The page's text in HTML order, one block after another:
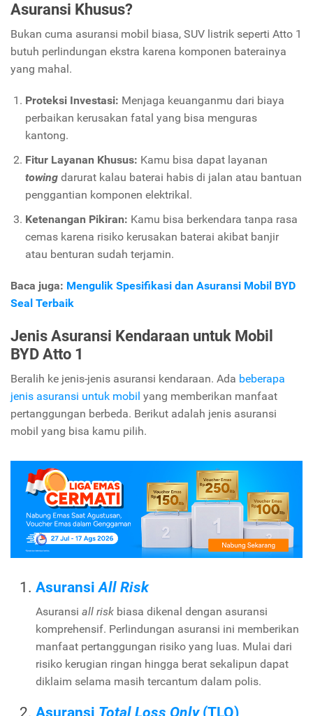
Asuransi Khusus?
Bukan cuma asuransi mobil biasa, SUV listrik seperti Atto 1
butuh perlindungan ekstra karena komponen baterainya
yang mahal.
Proteksi Investasi: Menjaga keuanganmu dari biaya
perbaikan kerusakan fatal yang bisa menguras
kantong.
Fitur Layanan Khusus: Kamu bisa dapat layanan
towingdarurat kalau baterai habis di jalan atau bantuan
penggantian komponen elektrikal.
Ketenangan Pikiran: Kamu bisa berkendara tanpa rasa
cemas karena risiko kerusakan baterai akibat banjir
atau benturan sudah terjamin.
Baca juga: Mengulik Spesifikasi dan Asuransi Mobil BYD
Seal Terbaik
Jenis Asuransi Kendaraan untuk Mobil
BYD Atto 1
Beralih ke jenis-jenis asuransi kendaraan. Ada beberapa
jenis asuransi untuk mobil yang memberikan manfaat
pertanggungan berbeda. Berikut adalah jenis asuransi
mobil yang bisa kamu pilih.
AsuransiAll Risk
Asuransi all risk biasa dikenal dengan asuransi
komprehensif. Perlindungan asuransi ini memberikan
manfaat pertanggungan risiko yang luas. Mulai dari
risiko kerugian ringan hingga berat sekalipun dapat
diklaim selama masih tercantum dalam polis.
Asuransi Total Loss Only(TLO)